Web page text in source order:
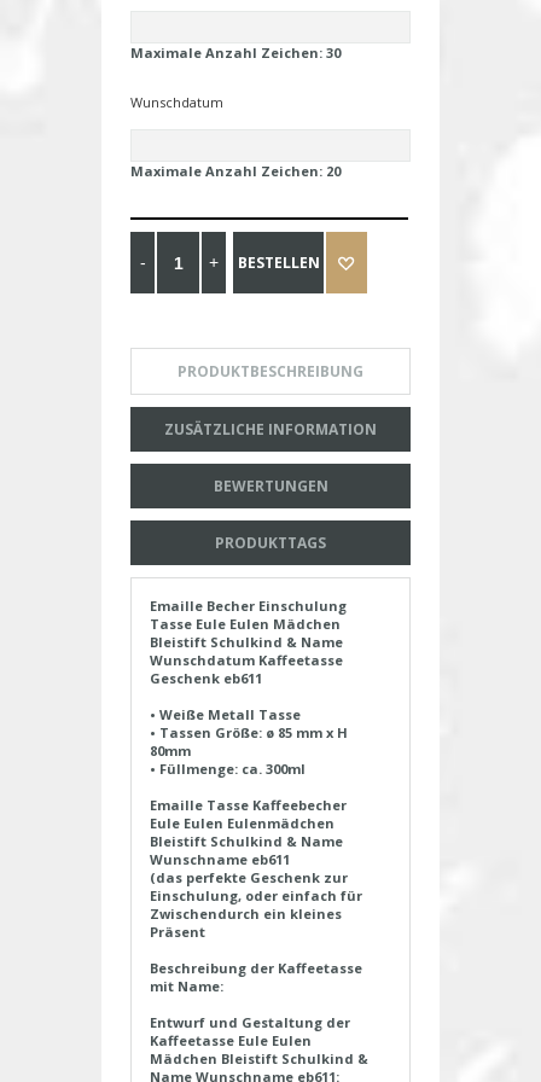
Maximale Anzahl Zeichen: 30
Wunschdatum
Maximale Anzahl Zeichen: 20
BESTELLEN
PRODUKTBESCHREIBUNG
ZUSÄTZLICHE INFORMATION
BEWERTUNGEN
PRODUKTTAGS
Emaille Becher Einschulung
Tasse Eule Eulen Mädchen
Bleistift Schulkind & Name
Wunschdatum Kaffeetasse
Geschenk eb611
• Weiße Metall Tasse
• Tassen Größe: ø 85 mm x H
80mm
• Füllmenge: ca. 300ml
Emaille Tasse Kaffeebecher
Eule Eulen Eulenmädchen
Bleistift Schulkind & Name
Wunschname eb611
(das perfekte Geschenk zur
Einschulung, oder einfach für
Zwischendurch ein kleines
Präsent
Beschreibung der Kaffeetasse
mit Name:
Entwurf und Gestaltung der
Kaffeetasse Eule Eulen
Mädchen Bleistift Schulkind &
Name Wunschname eb611: